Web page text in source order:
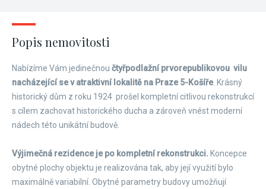
Popis nemovitosti
Nabízíme Vám jedinečnou čtyřpodlažní prvorepublikovou vilu
nacházející se v atraktivní lokalitě na Praze 5-Košíře. Krásný
historický dům z roku 1924 prošel kompletní citlivou rekonstrukcí
s cílem zachovat historického ducha a zároveň vnést moderní
nádech této unikátní budově.
Výjimečná rezidence je po kompletní rekonstrukci. Koncepce
obytné plochy objektu je realizována tak, aby její využití bylo
maximálně variabilní. Obytné parametry budovy umožňují